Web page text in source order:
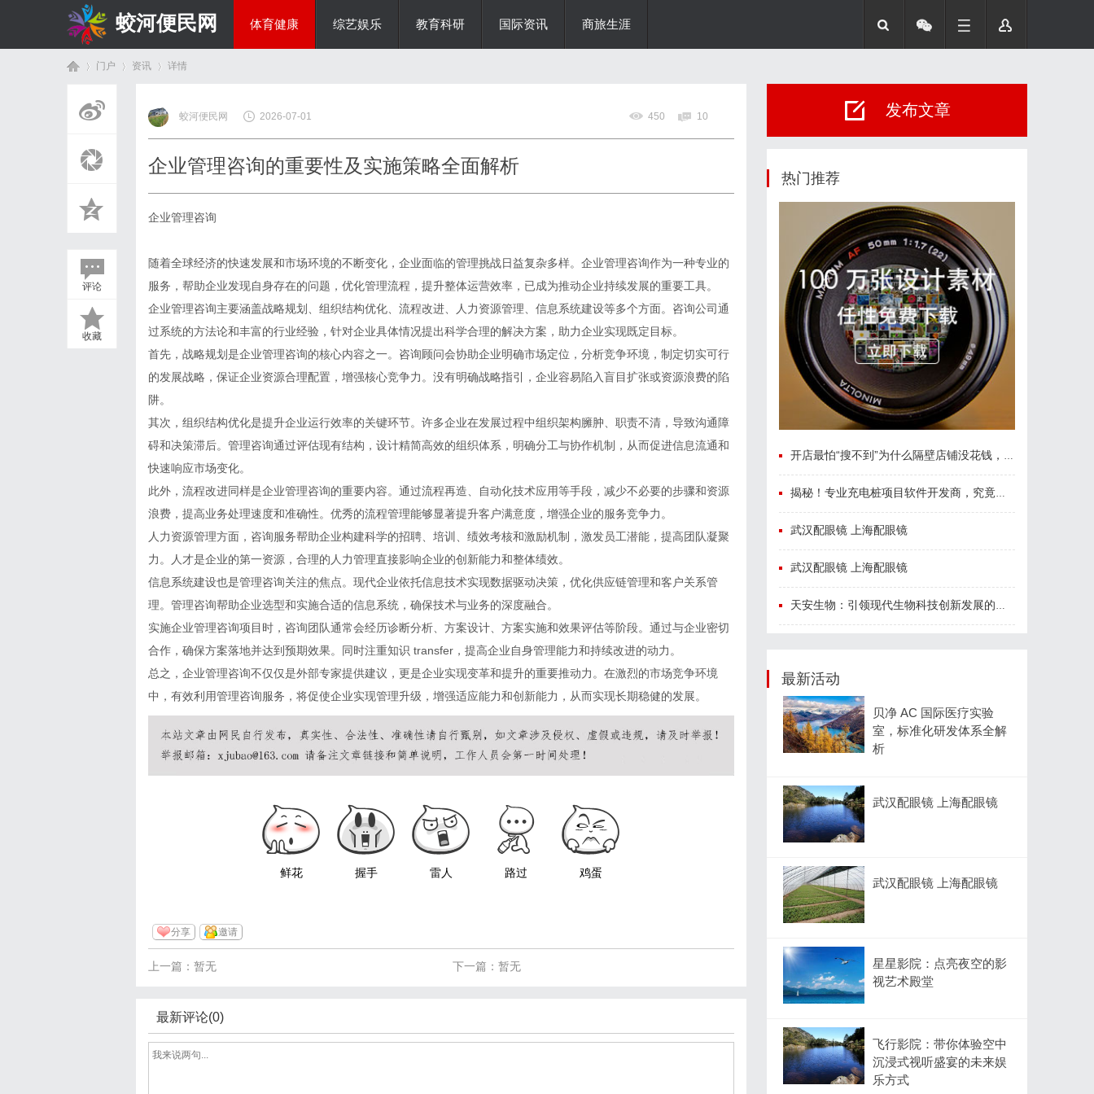
蛟河便民网 体育健康 综艺娱乐 教育科研 国际资讯 商旅生涯
门户 资讯
›
详情
评论
收藏
蛟河便民网 2026-07-01 450 10
企业管理咨询的重要性及实施策略全面解析
企业管理咨询
随着全球经济的快速发展和市场环境的不断变化，企业面临的管理挑战日益复杂多样。企业管理咨询作为一种专业的
服务，帮助企业发现自身存在的问题，优化管理流程，提升整体运营效率，已成为推动企业持续发展的重要工具。
企业管理咨询主要涵盖战略规划、组织结构优化、流程改进、人力资源管理、信息系统建设等多个方面。咨询公司通
过系统的方法论和丰富的行业经验，针对企业具体情况提出科学合理的解决方案，助力企业实现既定目标。
首先，战略规划是企业管理咨询的核心内容之一。咨询顾问会协助企业明确市场定位，分析竞争环境，制定切实可行
的发展战略，保证企业资源合理配置，增强核心竞争力。没有明确战略指引，企业容易陷入盲目扩张或资源浪费的陷
阱。
其次，组织结构优化是提升企业运行效率的关键环节。许多企业在发展过程中组织架构臃肿、职责不清，导致沟通障
碍和决策滞后。管理咨询通过评估现有结构，设计精简高效的组织体系，明确分工与协作机制，从而促进信息流通和
快速响应市场变化。
此外，流程改进同样是企业管理咨询的重要内容。通过流程再造、自动化技术应用等手段，减少不必要的步骤和资源
浪费，提高业务处理速度和准确性。优秀的流程管理能够显著提升客户满意度，增强企业的服务竞争力。
人力资源管理方面，咨询服务帮助企业构建科学的招聘、培训、绩效考核和激励机制，激发员工潜能，提高团队凝聚
力。人才是企业的第一资源，合理的人力管理直接影响企业的创新能力和整体绩效。
信息系统建设也是管理咨询关注的焦点。现代企业依托信息技术实现数据驱动决策，优化供应链管理和客户关系管
理。管理咨询帮助企业选型和实施合适的信息系统，确保技术与业务的深度融合。
实施企业管理咨询项目时，咨询团队通常会经历诊断分析、方案设计、方案实施和效果评估等阶段。通过与企业密切
合作，确保方案落地并达到预期效果。同时注重知识 transfer，提高企业自身管理能力和持续改进的动力。
总之，企业管理咨询不仅仅是外部专家提供建议，更是企业实现变革和提升的重要推动力。在激烈的市场竞争环境
中，有效利用管理咨询服务，将促使企业实现管理升级，增强适应能力和创新能力，从而实现长期稳健的发展。
鲜花 握手 雷人 路过 鸡蛋
分享 邀请
下一篇：暂无
上一篇：暂无
最新评论(0)
发布文章
热门推荐
开店最怕“搜不到”为什么隔壁店铺没花钱，ai却天天给他免费派单？
揭秘！专业充电桩项目软件开发商，究竟藏着哪些行业秘诀？
武汉配眼镜 上海配眼镜
武汉配眼镜 上海配眼镜
天安生物：引领现代生物科技创新发展的先锋企业
最新活动
贝净 AC 国际医疗实验
室，标准化研发体系全解
析
武汉配眼镜 上海配眼镜
武汉配眼镜 上海配眼镜
星星影院：点亮夜空的影
视艺术殿堂
飞行影院：带你体验空中
沉浸式视听盛宴的未来娱
乐方式